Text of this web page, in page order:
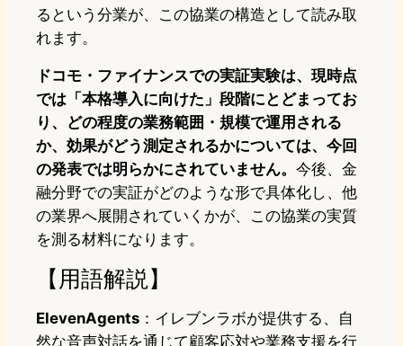
るという分業が、この協業の構造として読み取
れます。
ドコモ・ファイナンスでの実証実験は、現時点
では「本格導入に向けた」段階にとどまってお
り、どの程度の業務範囲・規模で運用される
か、効果がどう測定されるかについては、今回
の発表では明らかにされていません。 今後、金
融分野での実証がどのような形で具体化し、他
の業界へ展開されていくかが、この協業の実質
を測る材料になります。
【用語解説】
ElevenAgents ：イレブンラボが提供する、自
然な音声対話を通じて顧客応対や業務支援を行